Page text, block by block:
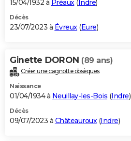
15/04/1932 à Préaux( Indre)
Décès
23/07/2023 à Évreux(Eure)
Ginette DORON (89 ans)
Créer une cagnotte obsèques
Naissance
01/04/1934 à Neuillay-les-Bois (Indre)
Décès
09/07/2023 à Châteauroux(Indre)